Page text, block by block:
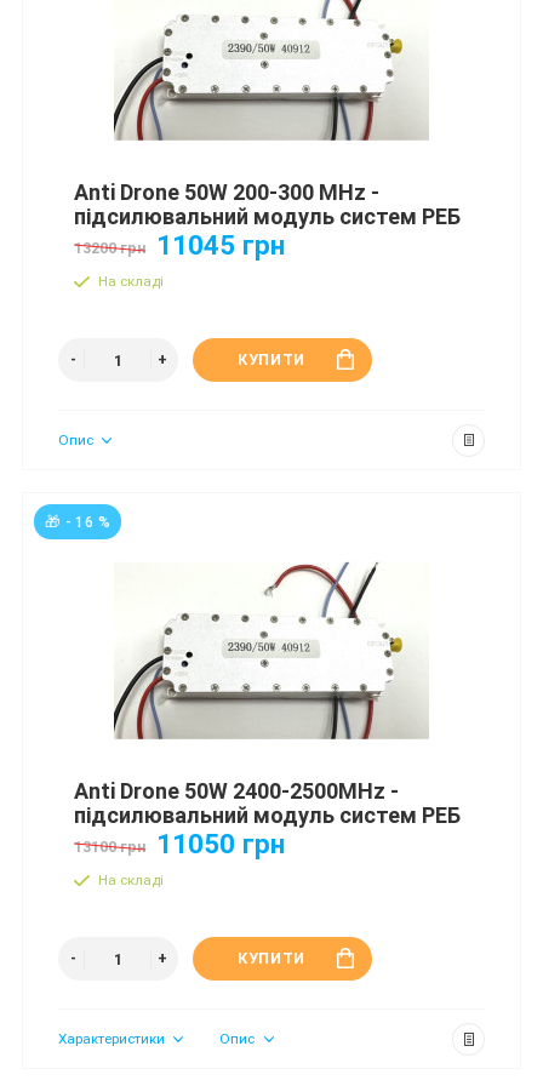
Anti Drone 50W 200-300 MHz -
підсилювальний модуль систем РЕБ
13200 грн 11045 грн
На складі
КУПИТИ
Опис
🎁 - 16 %
Anti Drone 50W 2400-2500MHz -
підсилювальний модуль систем РЕБ
13100 грн 11050 грн
На складі
КУПИТИ
Характеристики Опис